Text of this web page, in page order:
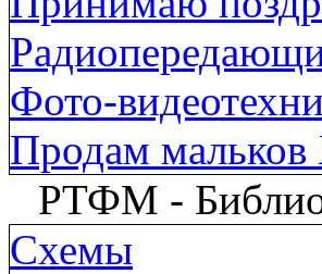
Фото-
Продам
РТФМ -
Схемы